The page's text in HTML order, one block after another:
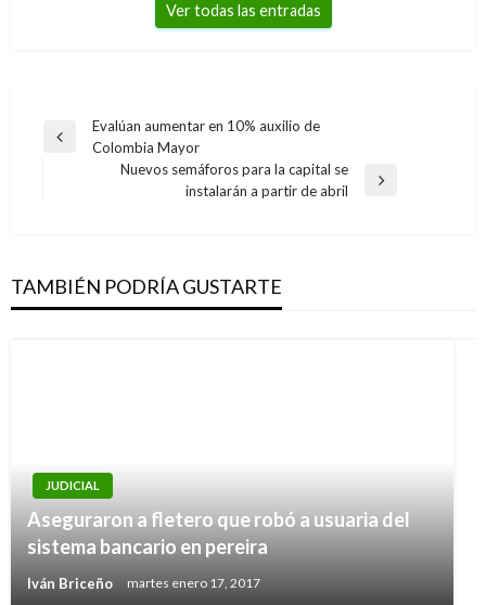
Ver todas las entradas
Navegación
Entrada
Evalúan aumentar en 10% auxilio de
Colombia Mayor
Nuevos semáforos para la capital se
instalarán a partir de abril
TAMBIÉN PODRÍA GUSTARTE
JUDICIAL
Aseguraron a fletero que robó a usuaria del
sistema bancario en pereira
Iván Briceño martes enero 17, 2017